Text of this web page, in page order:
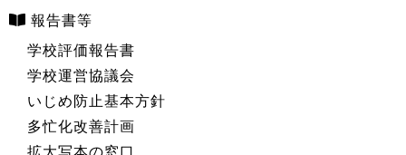
報告書等
学校評価報告書
学校運営協議会
いじめ防止基本方針
多忙化改善計画